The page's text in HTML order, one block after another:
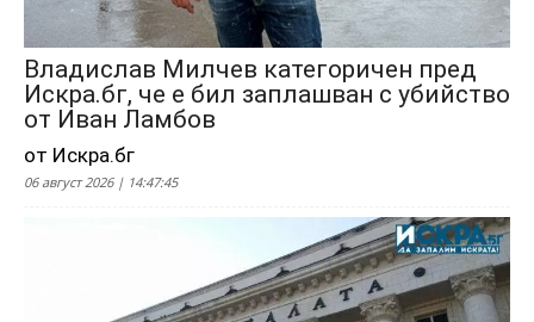
Владислав Милчев категоричен пред
Искра.бг, че е бил заплашван с убийство
от Иван Ламбов
от Искра.бг
06 август 2026 | 14:47:45